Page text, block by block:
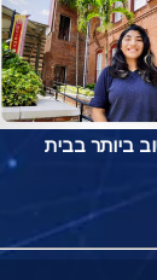
ביותר בבית